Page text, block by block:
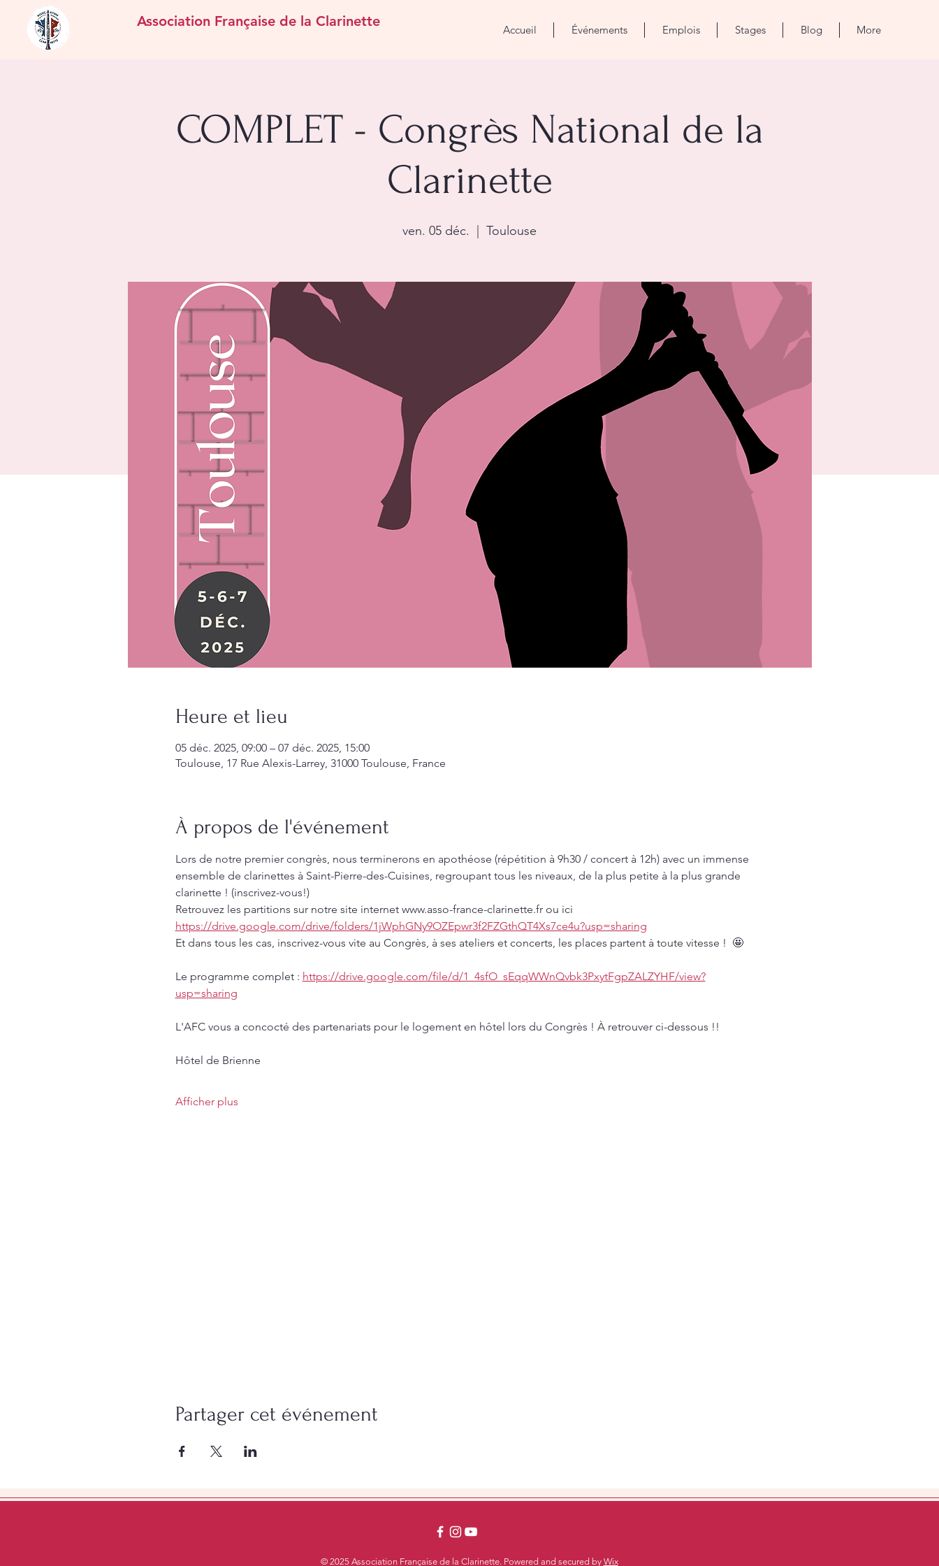
Association Française de la Clarinette
Accueil Événements Emplois Stages Blog More
COMPLET - Congrès National de la
Clarinette
ven. 05 déc. Toulouse
Heure et lieu
05 déc. 2025, 09:00 – 07 déc. 2025, 15:00
Toulouse, 17 Rue Alexis-Larrey, 31000 Toulouse, France
À propos de l'événement
Lors de notre premier congrès, nous terminerons en apothéose (répétition à 9h30 / concert à 12h) avec un immense
ensemble de clarinettes à Saint-Pierre-des-Cuisines, regroupant tous les niveaux, de la plus petite à la plus grande
clarinette ! (inscrivez-vous!)
Retrouvez les partitions sur notre site internet www.asso-france-clarinette.fr ou ici
https://drive.google.com/drive/folders/1jWphGNy9OZEpwr3f2FZGthQT4Xs7ce4u?usp=sharing
Et dans tous les cas, inscrivez-vous vite au Congrès, à ses ateliers et concerts, les places partent à toute vitesse !  🤩
Le programme complet : https://drive.google.com/file/d/1_4sfO_sEqqWWnQvbk3PxytFgpZALZYHF/view?
usp=sharing
L'AFC vous a concocté des partenariats pour le logement en hôtel lors du Congrès ! À retrouver ci-dessous !!
Hôtel de Brienne
Afficher plus
Partager cet événement
© 2025 Association Française de la Clarinette. Powered and secured by Wix